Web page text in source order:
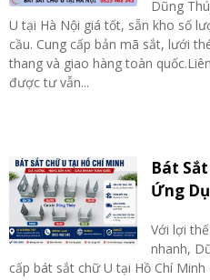
Dũng
U tại Hà Nội giá tốt, sẵn kho số
cầu. Cung cấp bản mã sắt, lưới
thang và giao hàng toàn
được tư vẫn...
Bát
Ứng
Với lợi
nhanh,
cấp bát sắt chữ U tại Hồ Chí